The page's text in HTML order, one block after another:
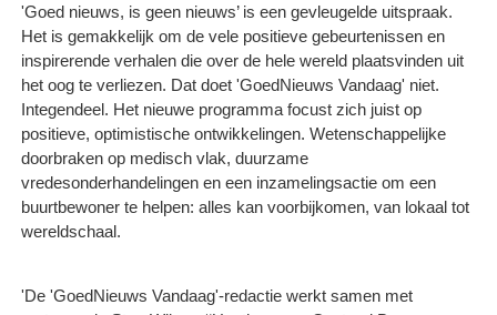
'Goed nieuws, is geen nieuws’ is een gevleugelde uitspraak.
Het is gemakkelijk om de vele positieve gebeurtenissen en
inspirerende verhalen die over de hele wereld plaatsvinden uit
het oog te verliezen. Dat doet 'GoedNieuws Vandaag' niet.
Integendeel. Het nieuwe programma focust zich juist op
positieve, optimistische ontwikkelingen. Wetenschappelijke
doorbraken op medisch vlak, duurzame
vredesonderhandelingen en een inzamelingsactie om een
buurtbewoner te helpen: alles kan voorbijkomen, van lokaal tot
wereldschaal.
'De 'GoedNieuws Vandaag'-redactie werkt samen met